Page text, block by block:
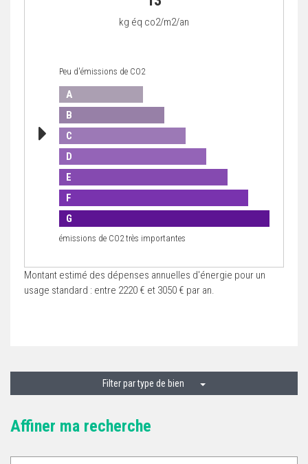
kg éq co2/m2/an
Peu d'émissions de CO2
A
B
C
D
E
F
G
émissions de CO2 très importantes
Montant estimé des dépenses annuelles d'énergie pour un
usage standard : entre 2220 € et 3050 € par an.
Filter par type de bien
Affiner ma recherche